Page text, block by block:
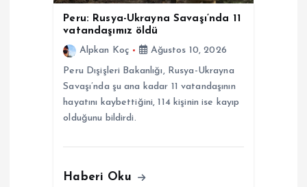
Peru: Rusya-Ukrayna Savaşı’nda 11
vatandaşımız öldü
Alpkan Koç
Ağustos 10, 2026
Peru Dışişleri Bakanlığı, Rusya-Ukrayna
Savaşı’nda şu ana kadar 11 vatandaşının
hayatını kaybettiğini, 114 kişinin ise kayıp
olduğunu bildirdi.
Haberi Oku